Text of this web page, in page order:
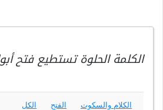
الكلمة الحلوة تستطيع فتح
الكلام والسكوت الفتح الكل